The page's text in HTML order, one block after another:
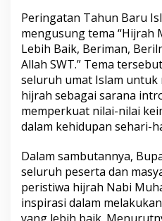
M
u
h
a
r
r
a
m
4
8
H
,
j
Peringatan Tahun Baru
mengusung tema “Hijrah
Lebih Baik, Beriman,
Allah SWT.” Tema
seluruh umat Islam untuk
hijrah sebagai sarana
memperkuat nilai-nilai
dalam kehidupan sehari-
Dalam sambutannya,
seluruh peserta dan
peristiwa hijrah Nabi
inspirasi dalam